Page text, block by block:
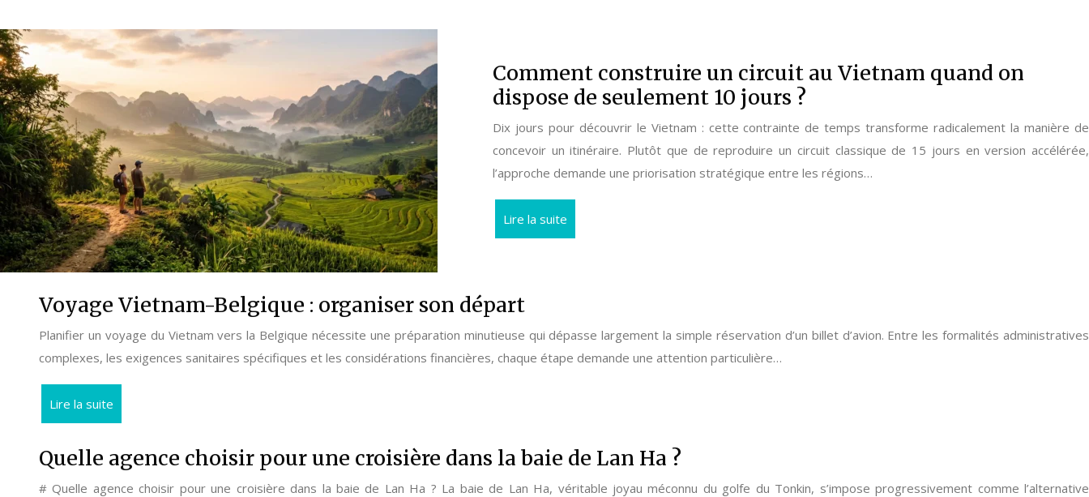
Comment construire un circuit au Vietnam quand on
dispose de seulement 10 jours ?
Dix jours pour découvrir le Vietnam : cette contrainte de temps transforme radicalement la manière de
concevoir un itinéraire. Plutôt que de reproduire un circuit classique de 15 jours en version accélérée,
l’approche demande une priorisation stratégique entre les régions…
Lire la suite
Voyage Vietnam-Belgique : organiser son départ
Planifier un voyage du Vietnam vers la Belgique nécessite une préparation minutieuse qui dépasse largement la simple réservation d’un billet d’avion. Entre les formalités administratives
complexes, les exigences sanitaires spécifiques et les considérations financières, chaque étape demande une attention particulière…
Lire la suite
Quelle agence choisir pour une croisière dans la baie de Lan Ha ?
# Quelle agence choisir pour une croisière dans la baie de Lan Ha ? La baie de Lan Ha, véritable joyau méconnu du golfe du Tonkin, s’impose progressivement comme l’alternative